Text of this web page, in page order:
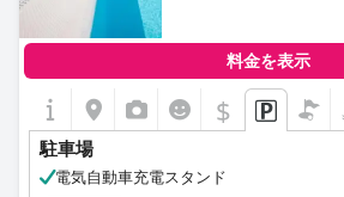
料金を表示
$
駐車場
電気自動車充電スタンド